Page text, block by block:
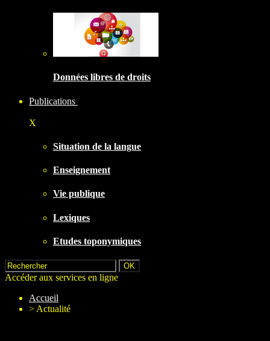
Données libres de droits
Publications
X
Situation de la langue
Enseignement
Vie publique
Lexiques
Etudes toponymiques
Accéder aux services en ligne
Accueil
> Actualité